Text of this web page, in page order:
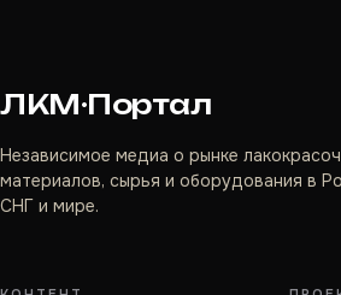
ЛКМ·Портал
Независимое медиа о рынке
материалов, сырья и оборудования в
СНГ и мире.